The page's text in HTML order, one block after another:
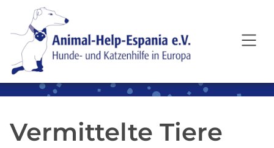
SKIP TO MAIN CONTENT
Vermittelte Tiere